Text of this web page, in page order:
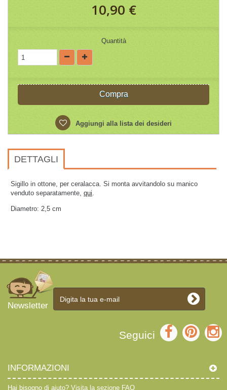
10,90 €
Quantità
Compra
Aggiungi alla lista dei desideri
DETTAGLI
Sigillo in ottone, per ceralacca. Si monta avvitandolo su manico
venduto separatamente, qui.
Diametro: 2,5 cm
Newsletter
Seguici
INFORMAZIONI
Hai bisogno di aiuto? Visita la sezione FAQ